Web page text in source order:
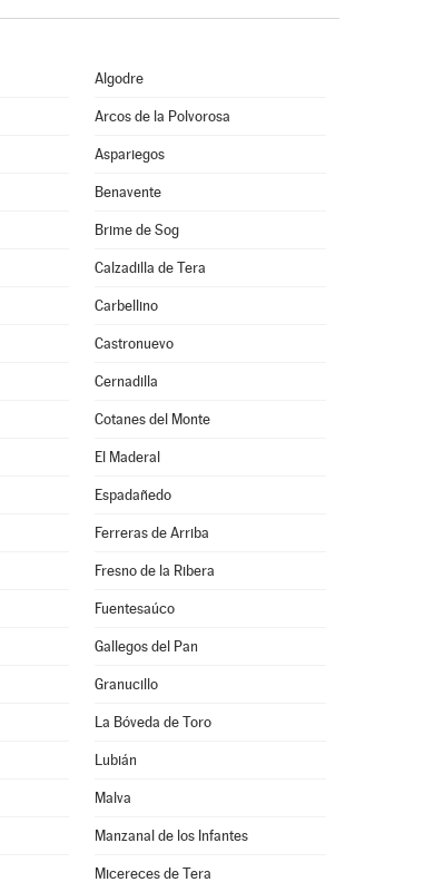
Algodre
Arcos de la Polvorosa
Aspariegos
Benavente
Brime de Sog
Calzadilla de Tera
Carbellino
Castronuevo
Cernadilla
Cotanes del Monte
El Maderal
Espadañedo
Ferreras de Arriba
Fresno de la Ribera
Fuentesaúco
Gallegos del Pan
Granucillo
La Bóveda de Toro
Lubián
Malva
Manzanal de los Infantes
Micereces de Tera